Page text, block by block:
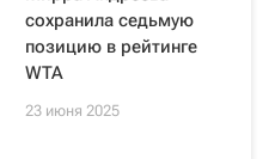
сохранила седьмую
позицию в рейтинге
WTA
23 июня 2025